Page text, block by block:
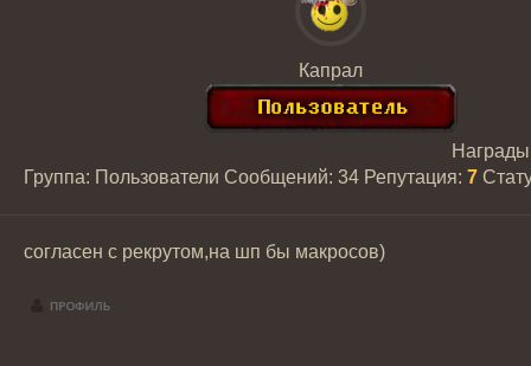
Капрал
Группа: Пользователи Сообщений: 34 Репутация: 7
согласен с рекрутом,на шп бы макросов)